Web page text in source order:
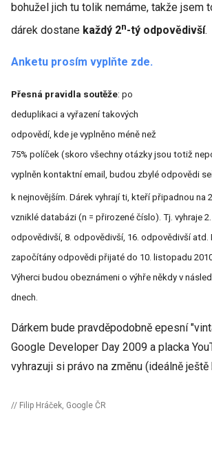
bohužel jich tu tolik nemáme, takže jsem
dárek dostane každý 2n-tý odpovědivší.
Anketu prosím vyplňte zde.
Přesná pravidla soutěže: po
deduplikaci a vyřazení takových
odpovědí, kde je vyplněno méně než
75% políček (skoro všechny otázky jsou totiž
vyplněn kontaktní email, budou zbylé odpovědi
k nejnovějším. Dárek vyhrají ti, kteří připadnou na 2
vzniklé databázi (n = přirozené číslo). Tj. vyhraje
odpovědivší, 8. odpovědivší, 16. odpovědivší atd.
započítány odpovědi přijaté do 10. listopadu
Výherci budou obeznámeni o výhře někdy v
dnech.
Dárkem bude pravděpodobně epesní
Google Developer Day 2009 a placka
vyhrazuji si právo na změnu (ideálně ještě
// Filip Hráček, Google ČR